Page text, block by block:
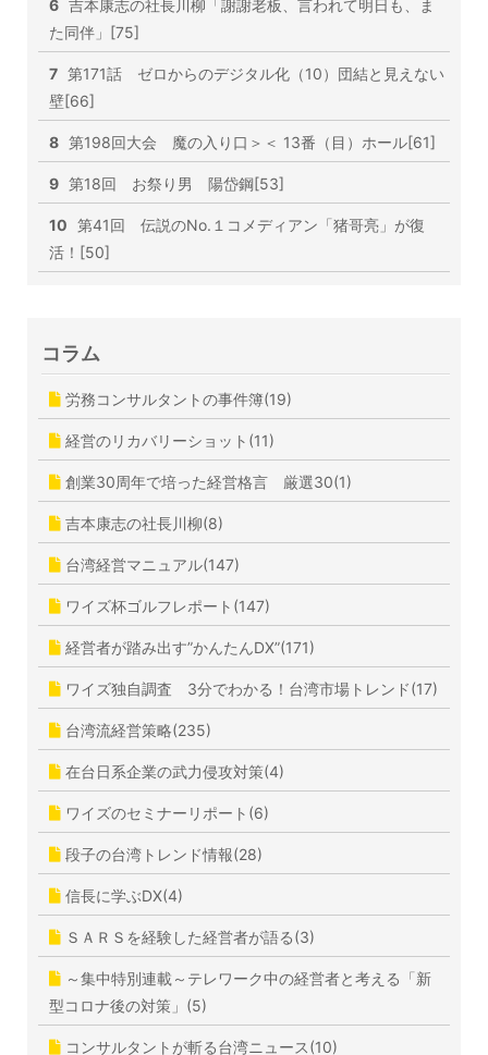
6 吉本康志の社長川柳「謝謝老板、言われて明日も、ま
た同伴」[75]
7 第171話 ゼロからのデジタル化（10）団結と見えない
壁[66]
8 第198回大会 魔の入り口＞＜ 13番（目）ホール[61]
9 第18回 お祭り男 陽岱鋼[53]
10 第41回 伝説のNo.１コメディアン「猪哥亮」が復
活！[50]
コラム
労務コンサルタントの事件簿(19)
経営のリカバリーショット(11)
創業30周年で培った経営格言 厳選30(1)
吉本康志の社長川柳(8)
台湾経営マニュアル(147)
ワイズ杯ゴルフレポート(147)
経営者が踏み出す”かんたんDX”(171)
ワイズ独自調査 3分でわかる！台湾市場トレンド(17)
台湾流経営策略(235)
在台日系企業の武力侵攻対策(4)
ワイズのセミナーリポート(6)
段子の台湾トレンド情報(28)
信長に学ぶDX(4)
ＳＡＲＳを経験した経営者が語る(3)
～集中特別連載～テレワーク中の経営者と考える「新
型コロナ後の対策」(5)
コンサルタントが斬る台湾ニュース(10)